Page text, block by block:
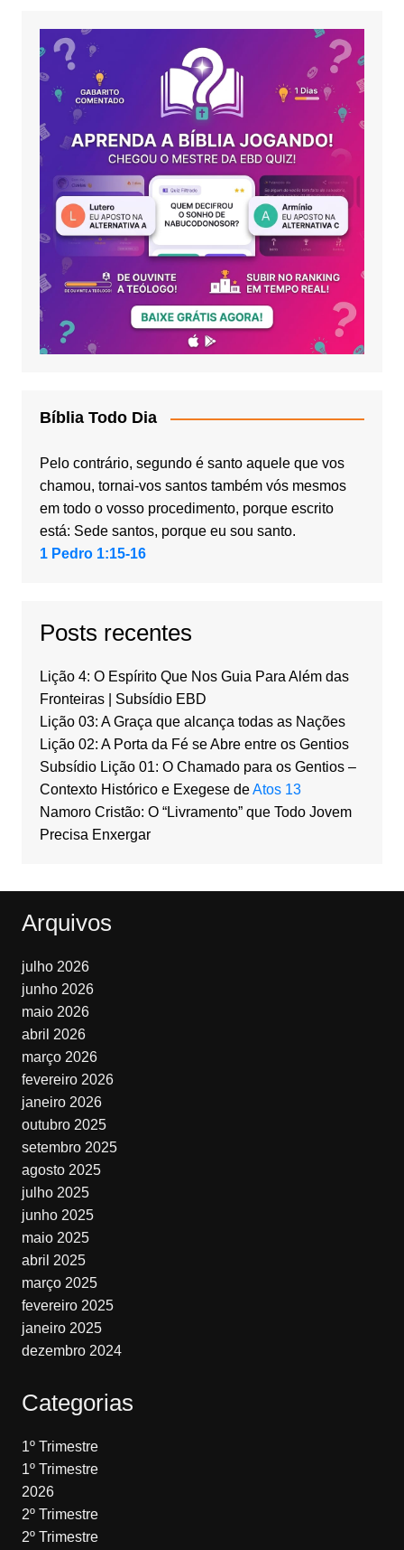
Bíblia Todo Dia
Pelo contrário, segundo é santo aquele que vos
chamou, tornai-vos santos também vós mesmos
em todo o vosso procedimento, porque escrito
está: Sede santos, porque eu sou santo.
1 Pedro 1:15-16
Posts recentes
Lição 4: O Espírito Que Nos Guia Para Além das
Fronteiras | Subsídio EBD
Lição 03: A Graça que alcança todas as Nações
Lição 02: A Porta da Fé se Abre entre os Gentios
Subsídio Lição 01: O Chamado para os Gentios –
Contexto Histórico e Exegese deAtos 13
Namoro Cristão: O “Livramento” que Todo Jovem
Precisa Enxergar
Arquivos
julho 2026
junho 2026
maio 2026
abril 2026
março 2026
fevereiro 2026
janeiro 2026
outubro 2025
setembro 2025
agosto 2025
julho 2025
junho 2025
maio 2025
abril 2025
março 2025
fevereiro 2025
janeiro 2025
dezembro 2024
Categorias
1º Trimestre
1º Trimestre
2026
2º Trimestre
2º Trimestre